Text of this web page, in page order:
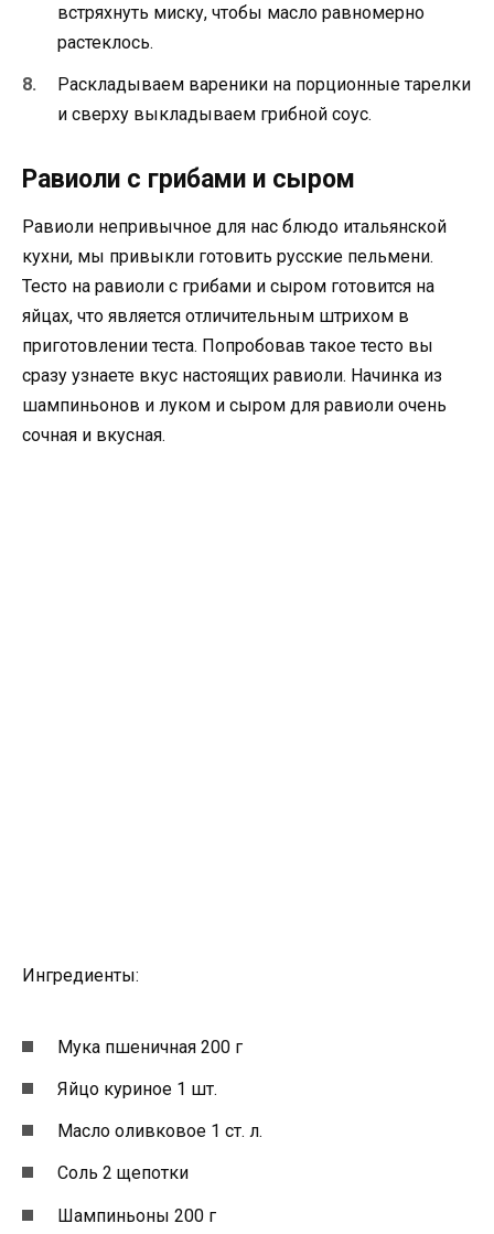
встряхнуть миску, чтобы масло равномерно
растеклось.
Раскладываем вареники на порционные тарелки
и сверху выкладываем грибной соус.
Равиоли с грибами и сыром
Равиоли непривычное для нас блюдо итальянской
кухни, мы привыкли готовить русские пельмени.
Тесто на равиоли с грибами и сыром готовится на
яйцах, что является отличительным штрихом в
приготовлении теста. Попробовав такое тесто вы
сразу узнаете вкус настоящих равиоли. Начинка из
шампиньонов и луком и сыром для равиоли очень
сочная и вкусная.
Ингредиенты:
Мука пшеничная 200 г
Яйцо куриное 1 шт.
Масло оливковое 1 ст. л.
Соль 2 щепотки
Шампиньоны 200 г